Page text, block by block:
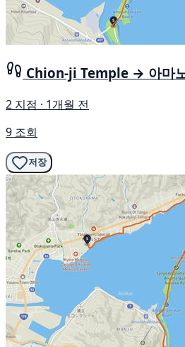
Chion-ji Temple → 아마
2 지점 · 1개월 전
9 조회
저장